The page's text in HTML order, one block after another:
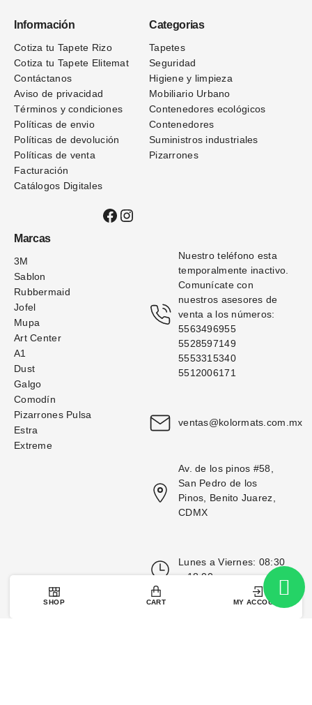
Información
Cotiza tu Tapete Rizo
Cotiza tu Tapete Elitemat
Contáctanos
Aviso de privacidad
Términos y condiciones
Políticas de envio
Políticas de devolución
Políticas de venta
Facturación
Catálogos Digitales
Facebook
Instagram
Categorias
Tapetes
Seguridad
Higiene y limpieza
Mobiliario Urbano
Contenedores ecológicos
Contenedores
Suministros industriales
Pizarrones
Marcas
3M
Sablon
Rubbermaid
Jofel
Mupa
Art Center
A1
Dust
Galgo
Comodín
Pizarrones Pulsa
Estra
Extreme
Nuestro teléfono esta
temporalmente inactivo.
Comunícate con
nuestros asesores de
venta a los números:
5563496955
5528597149
5553315340
5512006171
ventas@kolormats.com.mx
Av. de los pinos #58,
San Pedro de los
Pinos, Benito Juarez,
CDMX
Lunes a Viernes: 08:30
– 18:00
SHOP CART MY ACCOUNT